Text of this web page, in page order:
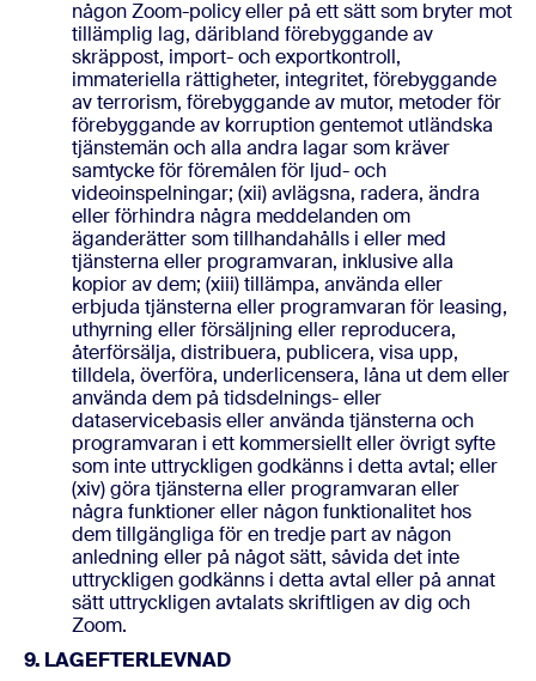
någon Zoom-policy eller på ett sätt som bryter mot
tillämplig lag, däribland förebyggande av
skräppost, import- och exportkontroll,
immateriella rättigheter, integritet, förebyggande
av terrorism, förebyggande av mutor, metoder för
förebyggande av korruption gentemot utländska
tjänstemän och alla andra lagar som kräver
samtycke för föremålen för ljud- och
videoinspelningar; (xii) avlägsna, radera, ändra
eller förhindra några meddelanden om
äganderätter som tillhandahålls i eller med
tjänsterna eller programvaran, inklusive alla
kopior av dem; (xiii) tillämpa, använda eller
erbjuda tjänsterna eller programvaran för leasing,
uthyrning eller försäljning eller reproducera,
återförsälja, distribuera, publicera, visa upp,
tilldela, överföra, underlicensera, låna ut dem eller
använda dem på tidsdelnings- eller
dataservicebasis eller använda tjänsterna och
programvaran i ett kommersiellt eller övrigt syfte
som inte uttryckligen godkänns i detta avtal; eller
(xiv) göra tjänsterna eller programvaran eller
några funktioner eller någon funktionalitet hos
dem tillgängliga för en tredje part av någon
anledning eller på något sätt, såvida det inte
uttryckligen godkänns i detta avtal eller på annat
sätt uttryckligen avtalats skriftligen av dig och
Zoom.
9. LAGEFTERLEVNAD